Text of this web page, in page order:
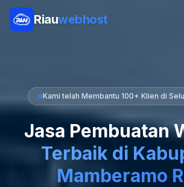
Riauwebhost
Kami telah Membantu 100+ Klien di
Jasa Pembuatan
Terbaik di
Mamberamo